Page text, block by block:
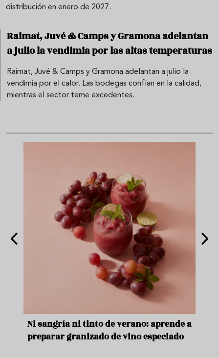
distribución en enero de 2027.
Raimat, Juvé & Camps y Gramona adelantan
a julio la vendimia por las altas temperaturas
Raimat, Juvé & Camps y Gramona adelantan a julio la
vendimia por el calor. Las bodegas confían en la calidad,
mientras el sector teme excedentes.
Ni sangría ni tinto de verano: aprende a
preparar granizado de vino especiado